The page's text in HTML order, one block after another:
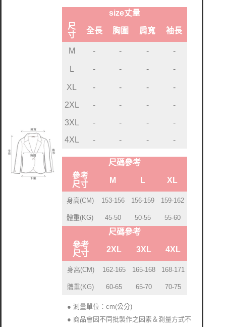
size丈量
尺
寸
全長 胸圍 肩寬 袖長
M - - - -
L - - - -
XL - - - -
2XL - - - -
3XL - - -
-
4XL
- - - -
尺碼參考
參考
尺寸
M L XL
身高(CM) 153-156 156-159 159-162
體重(KG) 45-50 50-55 55-60
尺碼參考
參考
尺寸
2XL 3XL 4XL
身高(CM) 162-165 165-168 168-171
體重(KG) 60-65 65-70 70-75
● 測量單位：cm(公分)
● 商品會因不同批製作之因素＆測量方式不